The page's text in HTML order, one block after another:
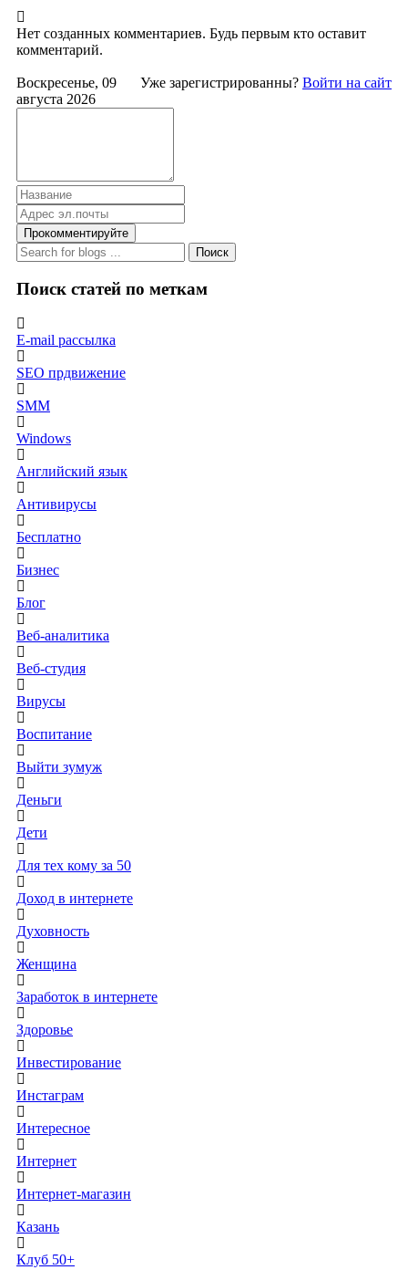
Нет созданных комментариев. Будь первым кто оставит
комментарий.
Уже зарегистрированны? Войти на сайт
Воскресенье, 09
августа 2026
Прокомментируйте
Поиск
Поиск статей по меткам
E-mail рассылка
SEO прдвижение
SMM
Windows
Английский язык
Антивирусы
Бесплатно
Бизнес
Блог
Веб-аналитика
Веб-студия
Вирусы
Воспитание
Выйти зумуж
Деньги
Дети
Для тех кому за 50
Доход в интернете
Духовность
Женщина
Заработок в интернете
Здоровье
Инвестирование
Инстаграм
Интересное
Интернет
Интернет-магазин
Казань
Клуб 50+